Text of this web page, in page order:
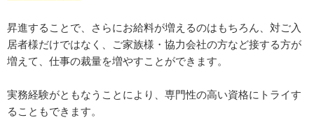
昇進することで、さらにお給料が増えるのはもちろん、対ご入
居者様だけではなく、ご家族様・協力会社の方など接する方が
増えて、仕事の裁量を増やすことができます。
実務経験がともなうことにより、専門性の高い資格にトライす
ることもできます。